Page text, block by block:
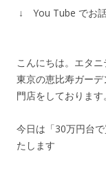
↓ You Tube でお
こんにちは。エタニ
東京の恵比寿ガー
門店をしております。
今日は「30万円台
たします